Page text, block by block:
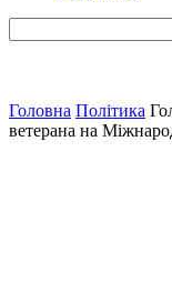
Головна Політика
ветерана на